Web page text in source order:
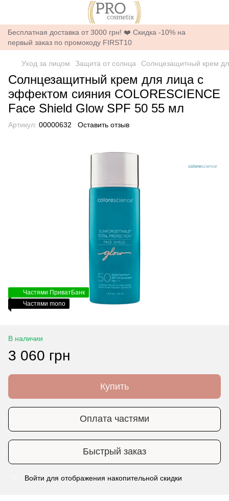
Бесплатная доставка от 3000 грн! ❤️ Скидка -10% на
первый заказ по промокоду FIRST10
Уход за лицом Защита от солнца Солнцезащитный крем
Солнцезащитный крем для лица с
эффектом сияния COLORESCIENCE
Face Shield Glow SPF 50 55 мл
Артикул: 00000632 Оставить отзыв
Частями ПриватБанк
Частями mono
В наличии
3 060 грн
Купить
Оплата частями
Быстрый заказ
Войти для отображения накопительной скидки